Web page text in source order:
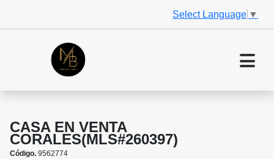
Select Language ▼
CASA EN VENTA
CORALES(MLS#260397)
Código. 9562774